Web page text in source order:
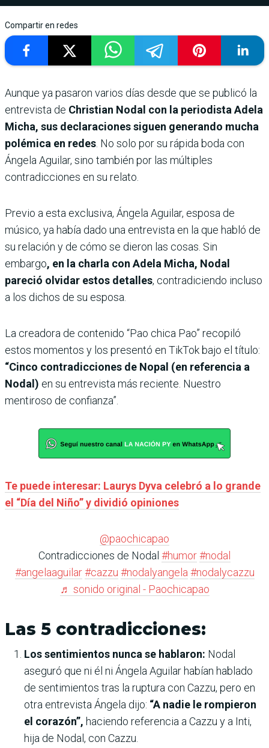
Compartir en redes
Aunque ya pasaron varios días desde que se publicó la
entrevista de Christian Nodal con la periodista Adela
Micha, sus declaraciones siguen generando mucha
polémica en redes . No solo por su rápida boda con
Ángela Aguilar, sino también por las múltiples
contradicciones en su relato.
Previo a esta exclusiva, Ángela Aguilar, esposa de
músico, ya había dado una entrevista en la que habló de
su relación y de cómo se dieron las cosas. Sin
embargo, en la charla con Adela Micha, Nodal
pareció olvidar estos detalles, contradiciendo incluso
a los dichos de su esposa.
La creadora de contenido “Pao chica Pao” recopiló
estos momentos y los presentó en TikTok bajo el título:
“Cinco contradicciones de Nopal (en referencia a
Nodal) en su entrevista más reciente. Nuestro
mentiroso de confianza”.
Te puede interesar: Laurys Dyva celebró a lo grande
el “Día del Niño” y dividió opiniones
@paochicapao
Contradicciones de Nodal #humor#nodal
#angelaaguilar #cazzu #nodalyangela #nodalycazzu
♬ sonido original - Paochicapao
Las 5 contradicciones:
Los sentimientos nunca se hablaron: Nodal
aseguró que ni él ni Ángela Aguilar habían hablado
de sentimientos tras la ruptura con Cazzu, pero en
otra entrevista Ángela dijo: “A nadie le rompieron
el corazón”, haciendo referencia a Cazzu y a Inti,
hija de Nodal, con Cazzu.